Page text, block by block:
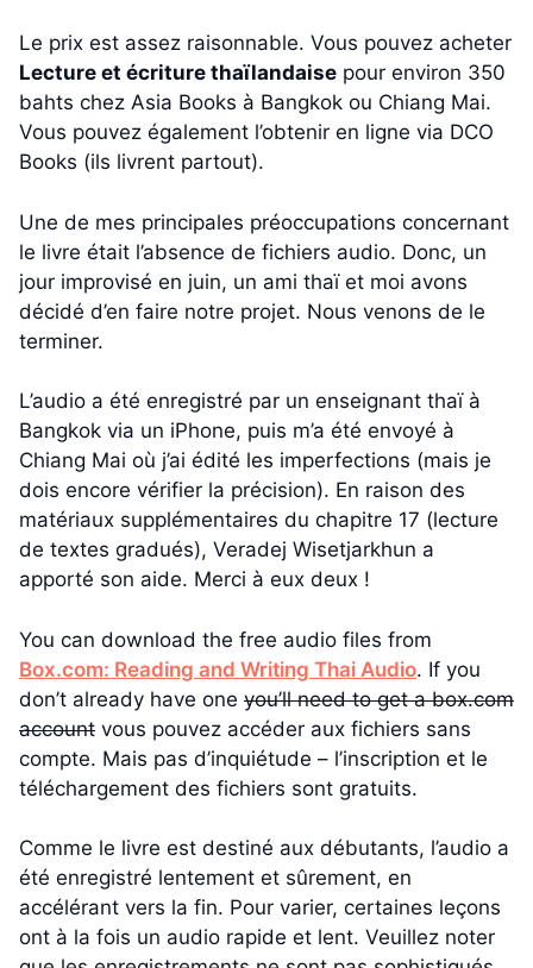
Le prix est assez raisonnable. Vous pouvez acheter
Lecture et écriture thaïlandaise pour environ 350
bahts chez Asia Books à Bangkok ou Chiang Mai.
Vous pouvez également l’obtenir en ligne via DCO
Books (ils livrent partout).
Une de mes principales préoccupations concernant
le livre était l’absence de fichiers audio. Donc, un
jour improvisé en juin, un ami thaï et moi avons
décidé d’en faire notre projet. Nous venons de le
terminer.
L’audio a été enregistré par un enseignant thaï à
Bangkok via un iPhone, puis m’a été envoyé à
Chiang Mai où j’ai édité les imperfections (mais je
dois encore vérifier la précision). En raison des
matériaux supplémentaires du chapitre 17 (lecture
de textes gradués), Veradej Wisetjarkhun a
apporté son aide. Merci à eux deux !
You can download the free audio files from
Box.com: Reading and Writing Thai Audio. If you
don’t already have one you’ll need to get a box.com
account vous pouvez accéder aux fichiers sans
compte. Mais pas d’inquiétude – l’inscription et le
téléchargement des fichiers sont gratuits.
Comme le livre est destiné aux débutants, l’audio a
été enregistré lentement et sûrement, en
accélérant vers la fin. Pour varier, certaines leçons
ont à la fois un audio rapide et lent. Veuillez noter